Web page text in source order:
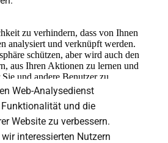
Web-Analysedienst
und die
Website zu verbessern.
interessierten Nutzern